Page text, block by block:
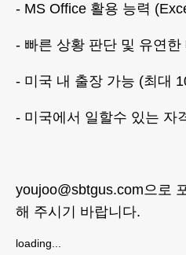
- MS Office 활용 능력
- 빠른 상황 판단 및 유연한
- 미국 내 출장 가능 (최대
- 미국에서 일할수 있는 자
youjoo@sbtgus.com으로
해 주시기 바랍니다.
loading...